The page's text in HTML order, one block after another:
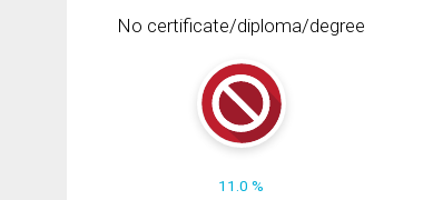
No certificate/diploma/degree
11.0 %